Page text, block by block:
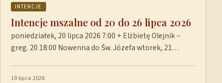
INTENCJE
Intencje mszalne od 20 do 26 lipca 2026
poniedziałek, 20 lipca 2026 7:00 + Elżbietę Olejnik –
greg. 20 18:00 Nowenna do Św. Józefa wtorek, 21…
19 lipca 2026